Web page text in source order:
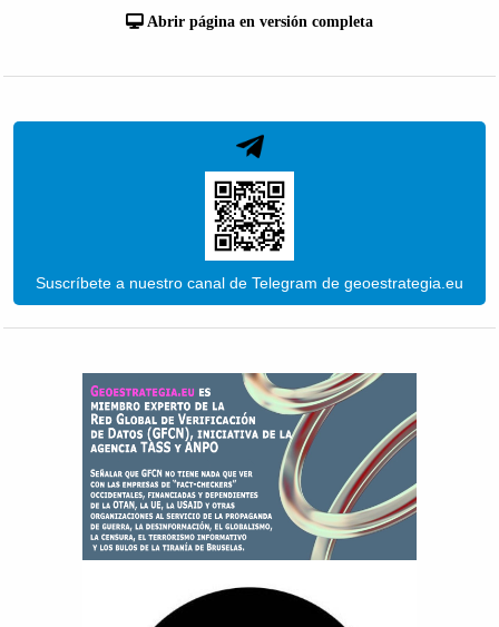
Abrir página en versión completa
Suscríbete a nuestro canal de Telegram de geoestrategia.eu